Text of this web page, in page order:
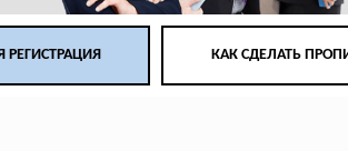
РЕГИСТРАЦИЯ КАК СДЕЛАТЬ